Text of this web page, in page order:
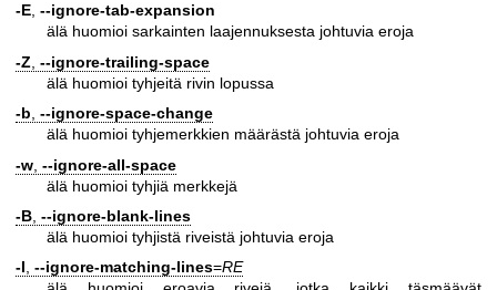
-E, --ignore-tab-expansion
älä huomioi sarkainten laajennuksesta johtuvia eroja
-Z --ignore-trailing-space
älä huomioi tyhjeitä rivin lopussa
-b --ignore-space-change
älä huomioi tyhjemerkkien määrästä johtuvia eroja
-w --ignore-all-space
älä huomioi tyhjiä merkkejä
-B --ignore-blank-lines
älä huomioi tyhjistä riveistä johtuvia eroja
-I, --ignore-matching-lines=RE